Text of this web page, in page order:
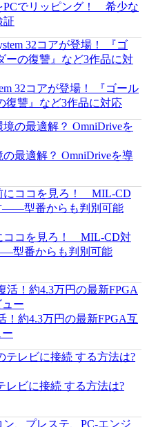
PCでリッピング！ 希少な
証
32コアが登場！ 『ゴール
復讐』など3作品に対応
最適解？ OmniDriveを導
ココを見ろ！ MIL-CD対
型番からも判別可能
！約4.3万円の最新FPGA互
レビに接続 する方法は?